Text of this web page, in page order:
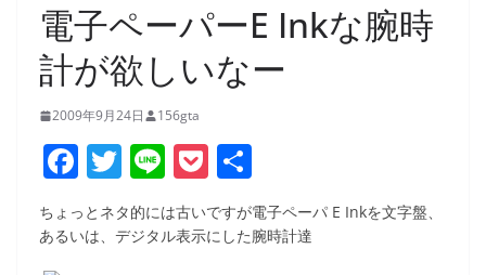
電子ペーパーE Inkな腕時
計が欲しいなー
2009年9月24日 156gta
F
a
c
T
w
itt
Li
n
e
P
o
ck
有
ちょっとネタ的には古いですが電子ペーパ E Inkを文字盤、
あるいは、デジタル表示にした腕時計達